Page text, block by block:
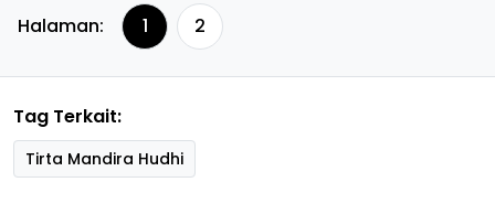
Halaman: 1 2
Tag Terkait:
Tirta Mandira Hudhi